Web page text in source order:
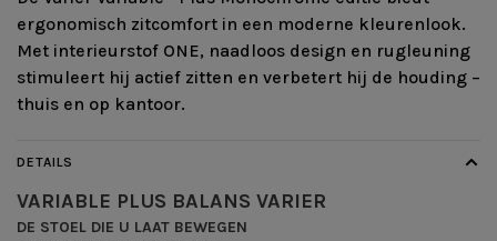
ergonomisch zitcomfort in een moderne kleurenlook.
Met interieurstof ONE, naadloos design en rugleuning
stimuleert hij actief zitten en verbetert hij de houding –
thuis en op kantoor.
DETAILS
VARIABLE PLUS BALANS VARIER
DE STOEL DIE U LAAT BEWEGEN